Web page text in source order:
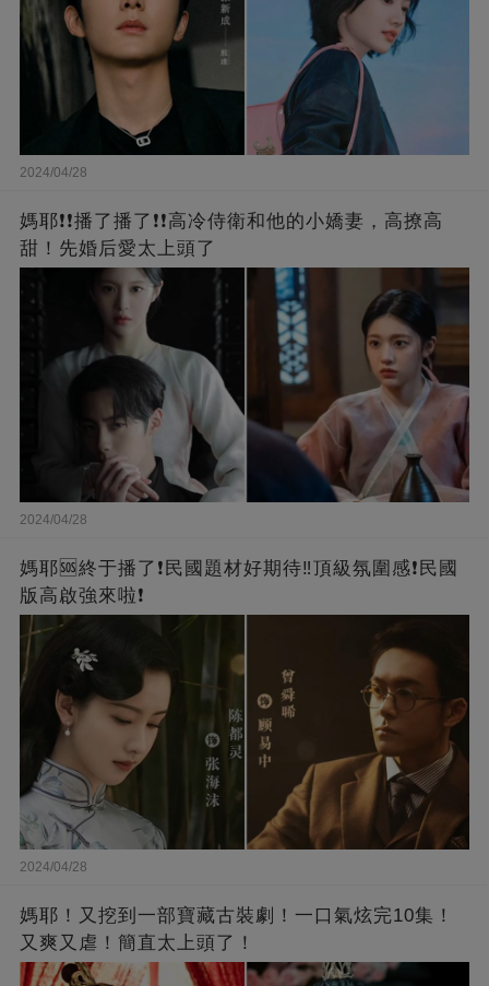
2024/04/28
媽耶❗❗播了播了❗❗高冷侍衛和他的小嬌妻，高撩高
甜！先婚后愛太上頭了
2024/04/28
媽耶🆘終于播了❗️民國題材好期待‼️頂級氛圍感❗️民國
版高啟強來啦❗
2024/04/28
媽耶！又挖到一部寶藏古裝劇！一口氣炫完10集！
又爽又虐！簡直太上頭了！